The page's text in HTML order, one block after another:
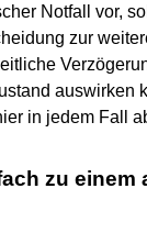
Notfall vor,
zur
auswirken
in jedem Fall
zu einem